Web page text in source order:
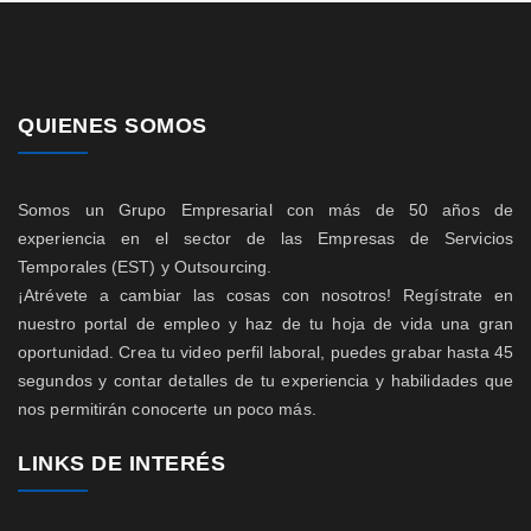
QUIENES SOMOS
Somos un Grupo Empresarial con más de 50 años de
experiencia en el sector de las Empresas de Servicios
Temporales (EST) y Outsourcing.
¡Atrévete a cambiar las cosas con nosotros! Regístrate en
nuestro portal de empleo y haz de tu hoja de vida una gran
oportunidad. Crea tu video perfil laboral, puedes grabar hasta 45
segundos y contar detalles de tu experiencia y habilidades que
nos permitirán conocerte un poco más.
LINKS DE INTERÉS